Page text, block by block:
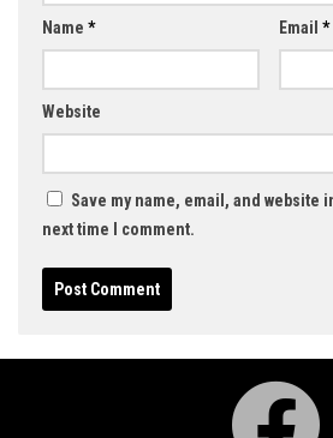
Name * Email *
Website
Save my name, email, and website
next time I comment.